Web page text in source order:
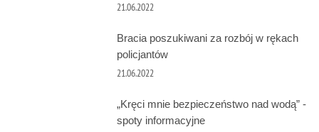
21.06.2022
Bracia poszukiwani za rozbój w rękach
policjantów
21.06.2022
„Kręci mnie bezpieczeństwo nad wodą” -
spoty informacyjne